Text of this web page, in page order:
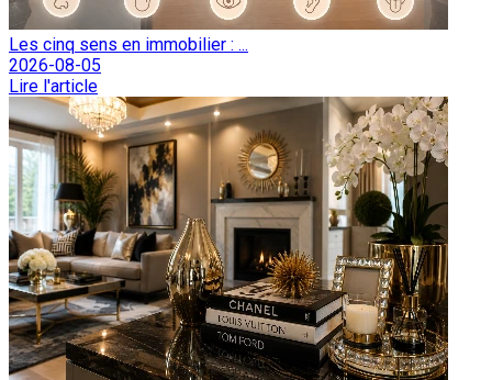
Les cinq sens en immobilier : ...
2026-08-05
Lire l'article